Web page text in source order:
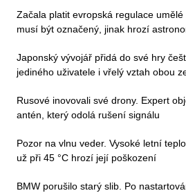
Začala platit evropská regulace umělé
musí být označený, jinak hrozí
Japonský vývojář přidá do své hry
jediného uživatele i vřelý vztah obou
Rusové inovovali své drony. Expert
antén, který odolá rušení signálu
Pozor na vlnu veder. Vysoké letní
už při 45 °C hrozí její poškození
BMW porušilo starý slib. Po